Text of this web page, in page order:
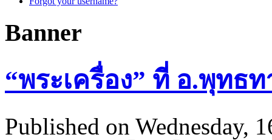
Banner
“พระเครื่อง” ที่ อ.พุทธ
Published on Wednesday,